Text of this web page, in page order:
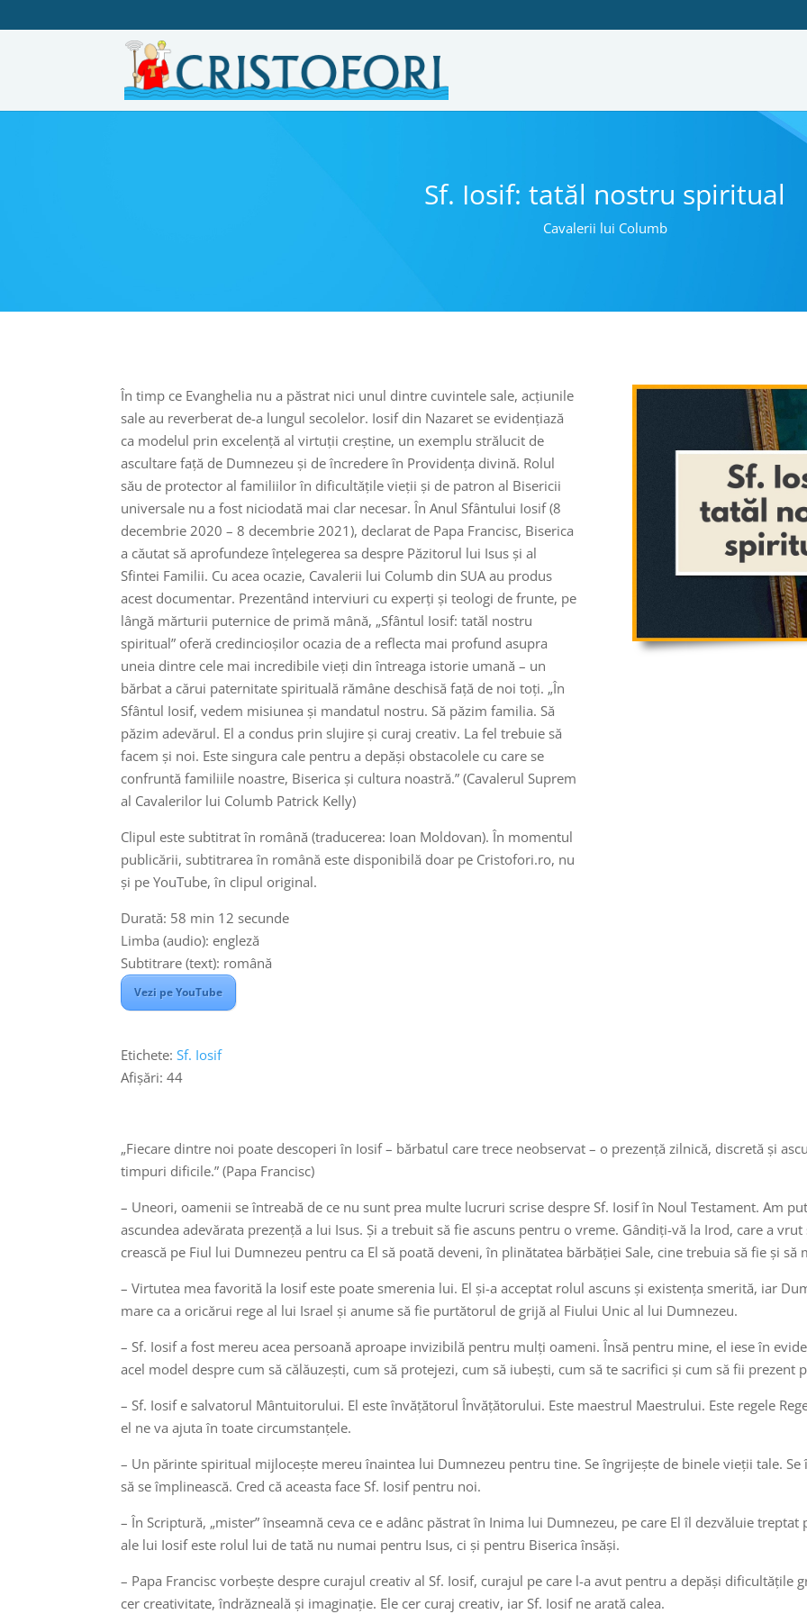
Sf. Iosif: tatăl nostru spiritual
Cavalerii lui Columb
În timp ce Evanghelia nu a păstrat nici unul dintre cuvintele sale, acțiunile
sale au reverberat de-a lungul secolelor. Iosif din Nazaret se evidențiază
ca modelul prin excelență al virtuții creștine, un exemplu strălucit de
ascultare față de Dumnezeu și de încredere în Providența divină. Rolul
său de protector al familiilor în dificultățile vieții și de patron al Bisericii
universale nu a fost niciodată mai clar necesar. În Anul Sfântului Iosif (8
decembrie 2020 – 8 decembrie 2021), declarat de Papa Francisc, Biserica
a căutat să aprofundeze înțelegerea sa despre Păzitorul lui Isus și al
Sfintei Familii. Cu acea ocazie, Cavalerii lui Columb din SUA au produs
acest documentar. Prezentând interviuri cu experți și teologi de frunte, pe
lângă mărturii puternice de primă mână, „Sfântul Iosif: tatăl nostru
spiritual” oferă credincioșilor ocazia de a reflecta mai profund asupra
uneia dintre cele mai incredibile vieți din întreaga istorie umană – un
bărbat a cărui paternitate spirituală rămâne deschisă față de noi toți. „În
Sfântul Iosif, vedem misiunea și mandatul nostru. Să păzim familia. Să
păzim adevărul. El a condus prin slujire și curaj creativ. La fel trebuie să
facem și noi. Este singura cale pentru a depăși obstacolele cu care se
confruntă familiile noastre, Biserica și cultura noastră.” (Cavalerul Suprem
al Cavalerilor lui Columb Patrick Kelly)
Clipul este subtitrat în română (traducerea: Ioan Moldovan). În momentul
publicării, subtitrarea în română este disponibilă doar pe Cristofori.ro, nu
și pe YouTube, în clipul original.
Durată: 58 min 12 secunde
Limba (audio): engleză
Subtitrare (text): română
Vezi pe YouTube
Etichete:Sf. Iosif
Afișări: 44
Puteți sări peste
anunțuri
ACTIVAȚI VOLUMUL
„Fiecare dintre noi poate descoperi în Iosif – bărbatul care trece neobservat – o prezență zilnică, discretă și
timpuri dificile.” (Papa Francisc)
– Uneori, oamenii se întreabă de ce nu sunt prea multe lucruri scrise despre Sf. Iosif în Noul Testament. Am
ascundea adevărata prezență a lui Isus. Și a trebuit să fie ascuns pentru o vreme. Gândiți-vă la Irod, care a
crească pe Fiul lui Dumnezeu pentru ca El să poată deveni, în plinătatea bărbăției Sale, cine trebuia să fie și să
– Virtutea mea favorită la Iosif este poate smerenia lui. El și-a acceptat rolul ascuns și existența smerită, iar
mare ca a oricărui rege al lui Israel și anume să fie purtătorul de grijă al Fiului Unic al lui Dumnezeu.
– Sf. Iosif a fost mereu acea persoană aproape invizibilă pentru mulți oameni. Însă pentru mine, el iese în
acel model despre cum să călăuzești, cum să protejezi, cum să iubești, cum să te sacrifici și cum să fii prezent
– Sf. Iosif e salvatorul Mântuitorului. El este învățătorul Învățătorului. Este maestrul Maestrului. Este regele
el ne va ajuta în toate circumstanțele.
– Un părinte spiritual mijlocește mereu înaintea lui Dumnezeu pentru tine. Se îngrijește de binele vieții tale.
să se împlinească. Cred că aceasta face Sf. Iosif pentru noi.
– În Scriptură, „mister” înseamnă ceva ce e adânc păstrat în Inima lui Dumnezeu, pe care El îl dezvăluie
ale lui Iosif este rolul lui de tată nu numai pentru Isus, ci și pentru Biserica însăși.
– Papa Francisc vorbește despre curajul creativ al Sf. Iosif, curajul pe care l-a avut pentru a depăși dificultățile
cer creativitate, îndrăzneală și imaginație. Ele cer curaj creativ, iar Sf. Iosif ne arată calea.